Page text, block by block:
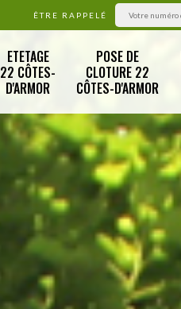
ÊTRE RAPPELÉ
ETETAGE
22 CÔTES-
D'ARMOR
POSE DE
CLOTURE 22
CÔTES-D'ARMOR